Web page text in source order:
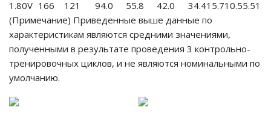
1.80V 166 121 94.0 55.8 42.0 34.415.710.55.51
(Примечание) Приведенные выше данные по
характеристикам являются средними значениями,
полученными в результате проведения 3 контрольно-
тренировочных циклов, и не являются номинальными по
умолчанию.